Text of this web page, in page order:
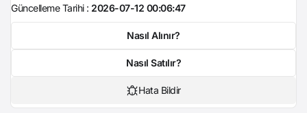
Güncelleme Tarihi : 2026-07-12 00:06:47
Nasıl Alınır?
Nasıl Satılır?
Hata Bildir